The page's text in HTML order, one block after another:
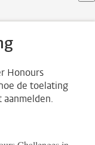
Honours
de toelating